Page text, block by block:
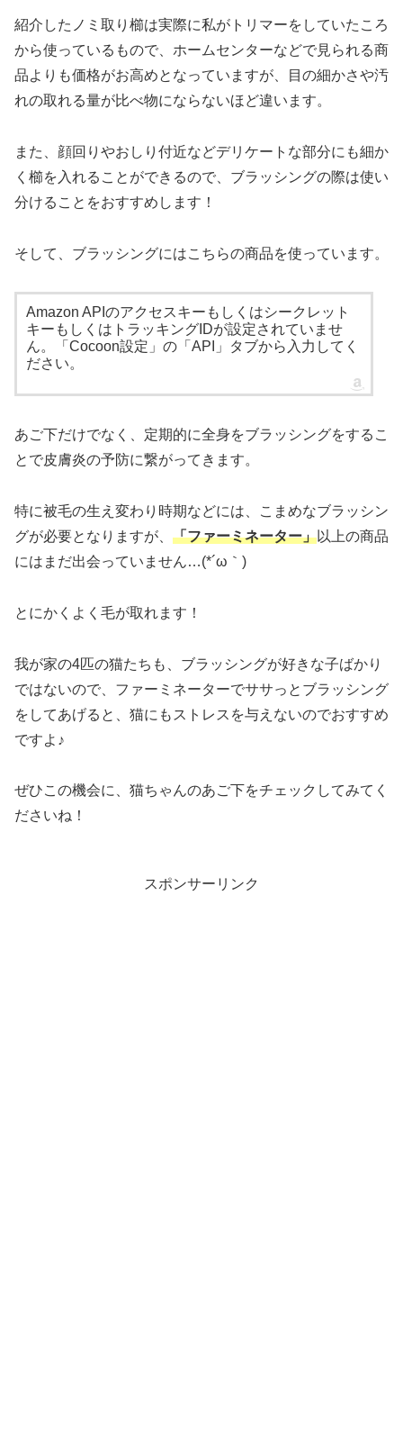
紹介したノミ取り櫛は実際に私がトリマーをしていたころ
から使っているもので、ホームセンターなどで見られる商
品よりも価格がお高めとなっていますが、目の細かさや汚
れの取れる量が比べ物にならないほど違います。
また、顔回りやおしり付近などデリケートな部分にも細か
く櫛を入れることができるので、ブラッシングの際は使い
分けることをおすすめします！
そして、ブラッシングにはこちらの商品を使っています。
Amazon APIのアクセスキーもしくはシークレット
キーもしくはトラッキングIDが設定されていませ
ん。「Cocoon設定」の「API」タブから入力してく
ださい。
あご下だけでなく、定期的に全身をブラッシングをするこ
とで皮膚炎の予防に繋がってきます。
特に被毛の生え変わり時期などには、こまめなブラッシン
グが必要となりますが、 「ファーミネーター」以上の商品
にはまだ出会っていません…(*´ω｀)
とにかくよく毛が取れます！
我が家の4匹の猫たちも、ブラッシングが好きな子ばかり
ではないので、ファーミネーターでササっとブラッシング
をしてあげると、猫にもストレスを与えないのでおすすめ
ですよ♪
ぜひこの機会に、猫ちゃんのあご下をチェックしてみてく
ださいね！
スポンサーリンク